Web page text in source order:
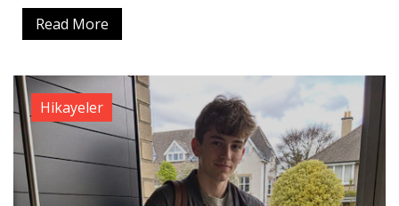
Read More
Hikayeler